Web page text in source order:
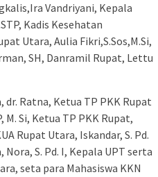
Vandriyani, Kepala
Kadis Kesehatan
Utara, Aulia Fikri,S.Sos,M.Si,
SH, Danramil Rupat, Lettu
dr. Ratna, Ketua TP PKK Rupat
M. Si, Ketua TP PKK Rupat,
Rupat Utara, Iskandar, S. Pd.
S. Pd. I, Kepala UPT serta
seta para Mahasiswa KKN